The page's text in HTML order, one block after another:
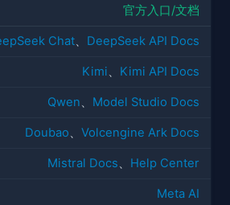
官方入口/文档
Chat DeepSeek API Docs
Kimi Kimi API Docs
Qwen Model Studio Docs
Doubao Volcengine Ark Docs
Mistral Docs Help Center
Meta AI